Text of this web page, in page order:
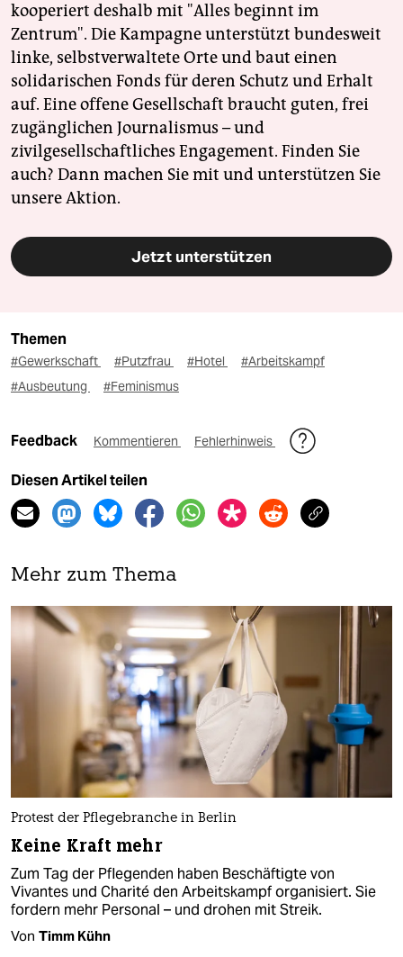
kooperiert deshalb mit "Alles beginnt im
Zentrum". Die Kampagne unterstützt bundesweit
linke, selbstverwaltete Orte und baut einen
solidarischen Fonds für deren Schutz und Erhalt
auf. Eine offene Gesellschaft braucht guten, frei
zugänglichen Journalismus – und
zivilgesellschaftliches Engagement. Finden Sie
auch? Dann machen Sie mit und unterstützen Sie
unsere Aktion.
Jetzt unterstützen
Themen
#Gewerkschaft #Putzfrau #Hotel
#Arbeitskampf
#Ausbeutung
#Feminismus
Feedback Kommentieren Fehlerhinweis
Diesen Artikel teilen
Mehr zum Thema
Protest der Pflegebranche in Berlin
Keine Kraft mehr
Zum Tag der Pflegenden haben Beschäftigte von
Vivantes und Charité den Arbeitskampf organisiert. Sie
fordern mehr Personal – und drohen mit Streik.
Von Timm Kühn